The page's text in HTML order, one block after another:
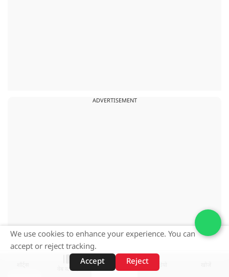
ADVERTISEMENT
वेब स्टोरीज़
We use cookies to enhance your experience. You can
accept or reject tracking.
Accept
Reject